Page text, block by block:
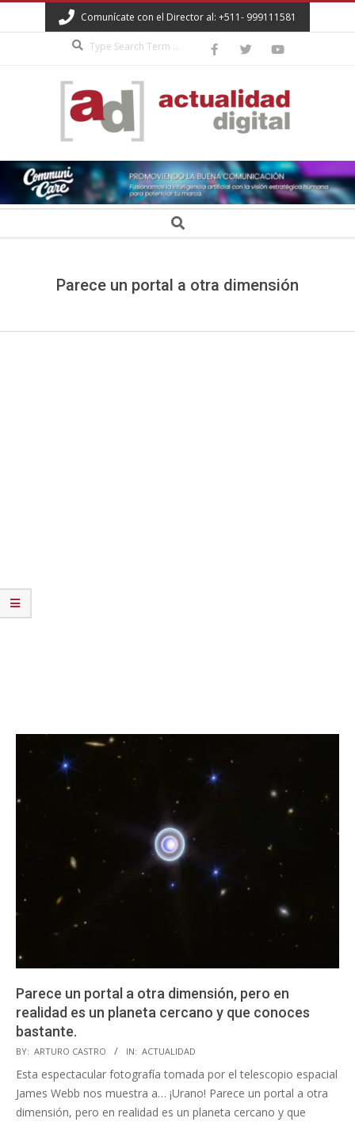
to
Comunícate con el Director al: +511- 999111581
ACTUALIDAD
DIGITAL Search
Parece un portal a otra dimensión
Parece un portal a otra dimensión, pero en
realidad es un planeta cercano y que conoces
bastante.
2023-
12-
28
BY: ARTURO CASTRO IN: ACTUALIDAD
Esta espectacular fotografía tomada por el telescopio espacial
James Webb nos muestra a… ¡Urano! Parece un portal a otra
dimensión, pero en realidad es un planeta cercano y que